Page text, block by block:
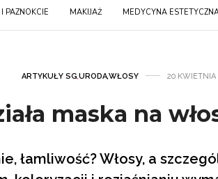
PAZNOKCIE MAKIJAŻ MEDYCYNA
ARTYKUŁY SG,URODA,WŁOSY 20 KWIETNIA
maska na
łamliwość? Włosy, a